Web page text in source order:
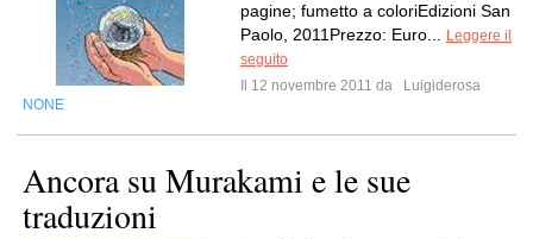
pagine; fumetto a coloriEdizioni San
Paolo, 2011Prezzo: Euro...
Leggere il
seguito
Il 12 novembre 2011 da
Luigiderosa
NONE
Ancora su Murakami e le sue
traduzioni